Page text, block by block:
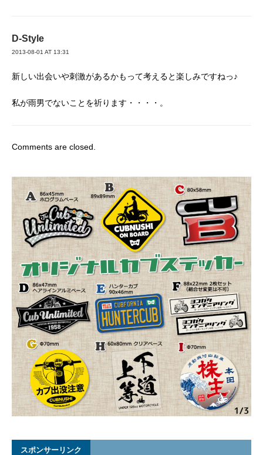
D-Style
2013-08-01 AT 13:31
新しい出会いや刺激があるかもって考えると楽しみですねっ♪
私が雨男でないことを祈ります・・・・。
Comments are closed.
スポンサーリンク